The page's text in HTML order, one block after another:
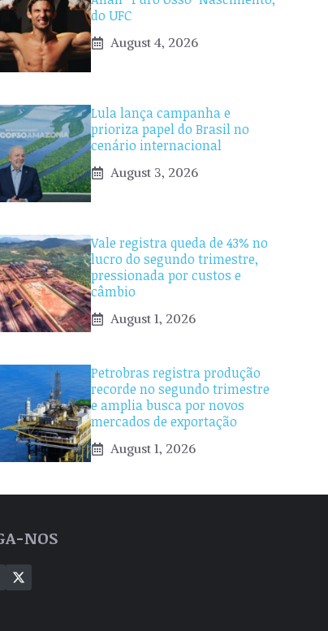
do UFC
August 4, 2026
Lula lança campanha e
prioriza papel do Brasil no
cenário internacional
August 3, 2026
Vale registra queda de 43% no
lucro do segundo trimestre,
pressionada por custos e
câmbio
August 1, 2026
Petrobras registra produção
recorde no segundo trimestre
e amplia busca por novos
mercados de exportação
August 1, 2026
NOS